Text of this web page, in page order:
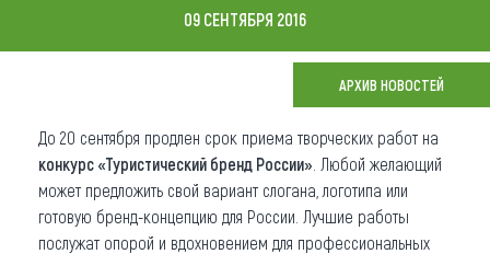
Новости
Что привезти (сувениры)
О регионе
09 СЕНТЯБРЯ 2016
АРХИВ НОВОСТЕЙ
До 20 сентября продлен срок приема творческих работ на
конкурс «Туристический бренд России» . Любой желающий
может предложить свой вариант слогана, логотипа или
готовую бренд-концепцию для России. Лучшие работы
послужат опорой и вдохновением для профессиональных